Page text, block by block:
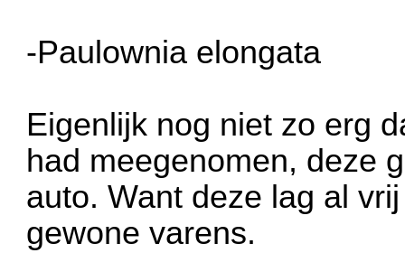
-Paulownia elongata
Eigenlijk nog niet zo erg
had meegenomen, deze
auto. Want deze lag al
gewone varens.